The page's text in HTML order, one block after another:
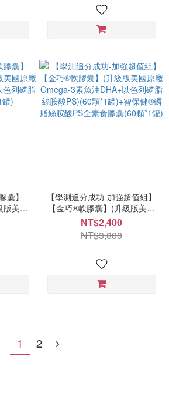
囊】
版美國
以
*1罐)
【學測追分成功-加強超值組】
【金巧®軟膠囊】(升級版美國
原廠Omega-3素魚油DHA+以
色列磷脂絲胺酸PS)(60顆*1
罐)+智保健®磷脂絲胺酸PS全
NT$2,400
NT$3,800
1 2